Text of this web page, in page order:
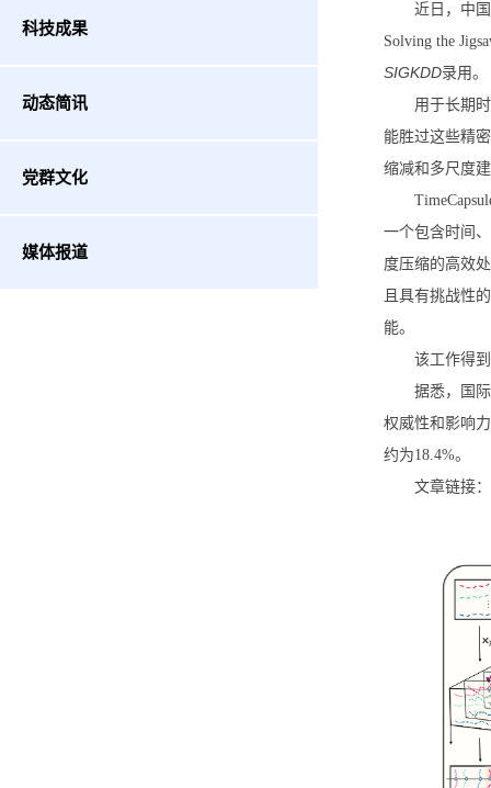
科技成果
动态简讯
党群文化
媒体报道
近日，中
Solving the
SIGKDD录用。
用于长期
能胜过这些精
缩减和多尺度
一个包含时间
度压缩的高效
且具有挑战性
能。
该工作得
据悉，国
权威性和影响
约为18.4%。
文章链接：